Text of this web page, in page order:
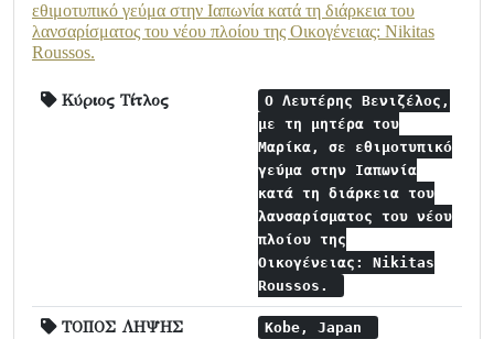
εθιμοτυπικό γεύμα στην Ιαπωνία κατά τη διάρκεια του
λανσαρίσματος του νέου πλοίου της Οικογένειας: Nikitas
Roussos.
Κύριος Τίτλος
Ο Λευτέρης Βενιζέλος,
με τη μητέρα του
Μαρίκα, σε εθιμοτυπικό
γεύμα στην Ιαπωνία
κατά τη διάρκεια του
λανσαρίσματος του νέου
πλοίου της
Οικογένειας: Nikitas
Roussos.
ΤΟΠΟΣ ΛΗΨΗΣ
Kobe, Japan